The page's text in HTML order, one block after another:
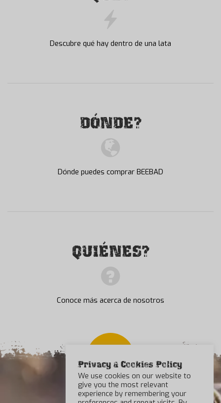
Descubre qué hay dentro de una lata
DÓNDE?
Dónde puedes comprar BEEBAD
QUIÉNES?
Conoce más acerca de nosotros
Privacy & Cookies Policy
We use cookies on our website to
give you the most relevant
experience by remembering your